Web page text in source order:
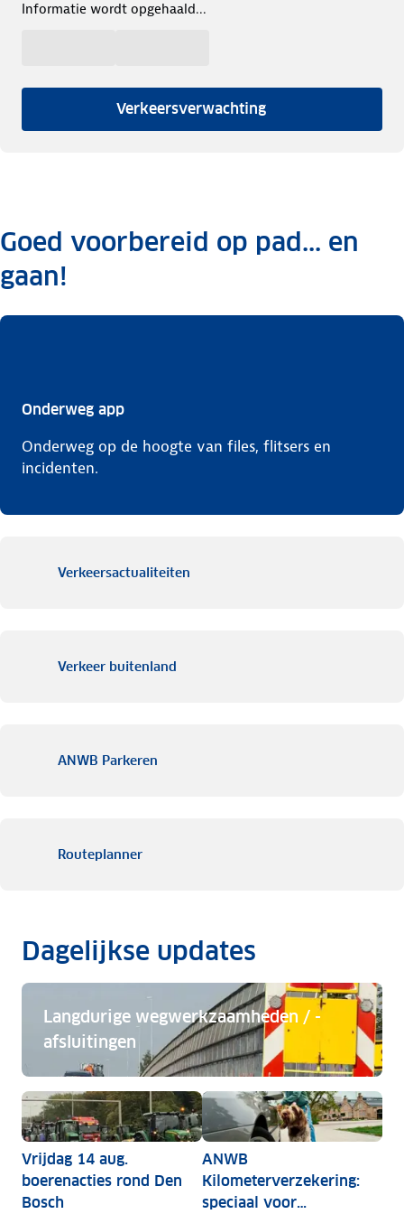
Informatie wordt opgehaald...
Verkeersverwachting
Goed voorbereid op pad... en
gaan!
Onderweg app
Onderweg op de hoogte van files, flitsers en
incidenten.
Verkeersactualiteiten
Verkeer buitenland
ANWB Parkeren
Routeplanner
Dagelijkse updates
Vrijdag 14 aug.
boerenacties rond Den
Bosch
ANWB
Kilometerverzekering:
speciaal voor
Langdurige wegwerkzaamheden / -
afsluitingen